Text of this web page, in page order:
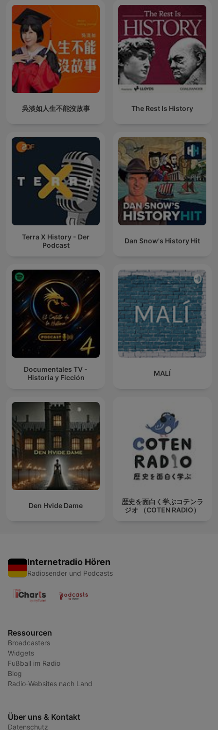
吳淡如人生不能沒故事 The Rest Is History
Terra X History - Der
Podcast
Dan Snow's History Hit
Documentales TV -
Historia y Ficción
MALÍ
Den Hvide Dame
歴史を面白く学ぶコテンラ
ジオ （COTEN RADIO）
Internetradio Hören
Radiosender und Podcasts
Ressourcen
Broadcasters
Widgets
Fußball im Radio
Blog
Radio-Websites nach Land
Über uns & Kontakt
Datenschutz